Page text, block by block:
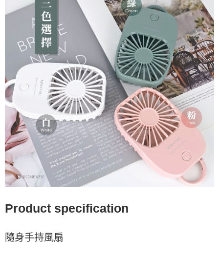
Product specification
隨身手持風扇